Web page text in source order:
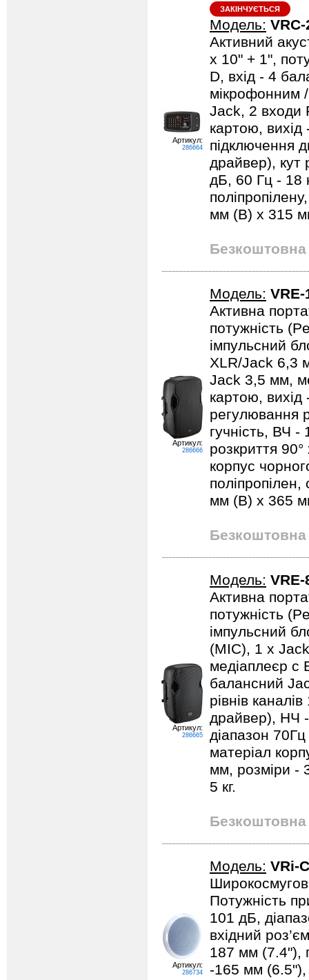
Артикул:
286664
ЗАКІНЧУЄТЬСЯ
Модель:
Активний
x 10" + 1",
D, вхід - 4
мікрофонним
Jack, 2 входи
картою,
підключення
драйвер), кут
дБ, 60 Гц - 18
мм (В) x 315
Безкоштовна
Артикул:
286666
Модель: VRE-
Активна
потужність
імпульсний
XLR/Jack 6,3
Jack 3,5 мм,
картою,
регулювання
гучність, ВЧ
розкриття
корпус
мм (В) x 365
Безкоштовна
Артикул:
286665
Модель: VRE-
Активна
потужність
імпульсний
(MIC), 1 х
медіаплеєр с
балансний
рівнів
драйвер), НЧ -
діапазон
матеріал
мм, розміри -
5 кг.
Безкоштовна
Артикул:
286734
Модель: VRi-
Потужність
101 дБ,
вхідний
187 мм (7.4"),
-165 мм (6.5"),